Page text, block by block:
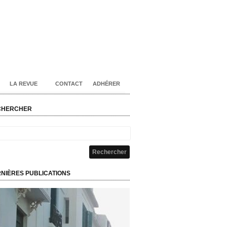
LA REVUE CONTACT ADHÉRER
PUBLICATIONS